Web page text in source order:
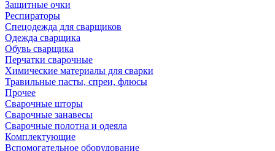
Защитные очки
Респираторы
Спецодежда для сварщиков
Одежда сварщика
Обувь сварщика
Перчатки сварочные
Химические материалы для сварки
Травильные пасты, спреи, флюсы
Прочее
Сварочные шторы
Сварочные занавесы
Сварочные полотна и одеяла
Комплектующие
Вспомогательное оборудование